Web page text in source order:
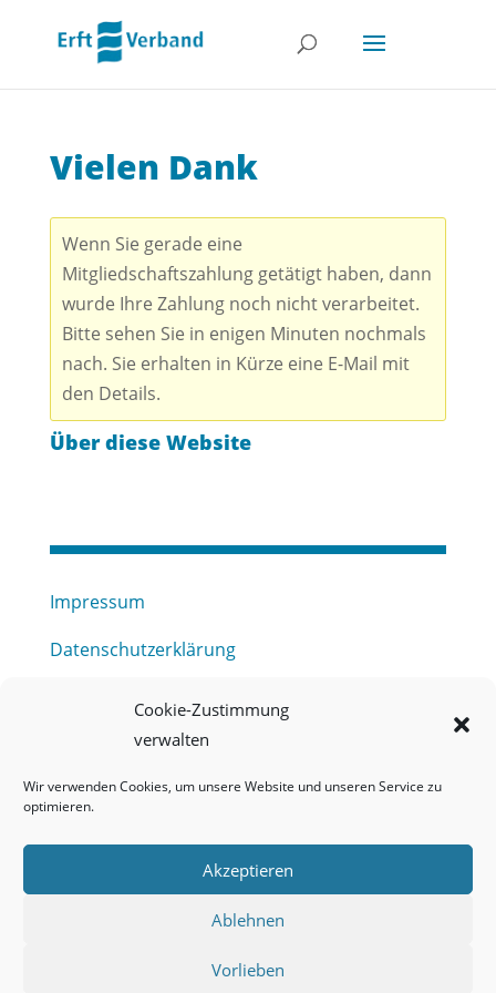
Cookie-Zustimmung
verwalten
Wir verwenden Cookies, um unsere Website und unseren Service zu
optimieren.
Akzeptieren
Ablehnen
Vorlieben
Vielen Dank
Wenn Sie gerade eine
Mitgliedschaftszahlung getätigt haben, dann
wurde Ihre Zahlung noch nicht verarbeitet.
Bitte sehen Sie in enigen Minuten nochmals
nach. Sie erhalten in Kürze eine E-Mail mit
den Details.
Über diese Website
Impressum
Datenschutzerklärung
Haftungsausschluss
Barrierefreiheitserklärung
Meldestelle (HinSchG) des Erftverbandes
Onlineportal Grundwassernutzung